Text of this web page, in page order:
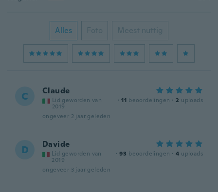
Alles Foto Meest nuttig
C Claude
Lid geworden van
2019
· 11 beoordelingen · 2 uploads
ongeveer 2 jaar geleden
D Davide
Lid geworden van
2019
· 93 beoordelingen · 4 uploads
ongeveer 3 jaar geleden